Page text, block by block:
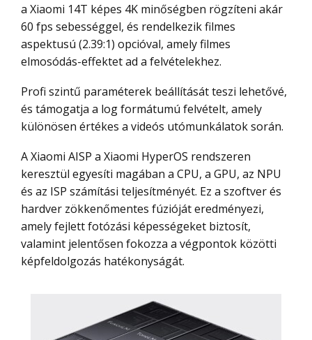
a Xiaomi 14T képes 4K minőségben rögzíteni akár
60 fps sebességgel, és rendelkezik filmes
aspektusú (2.39:1) opcióval, amely filmes
elmosódás-effektet ad a felvételekhez.
Profi szintű paraméterek beállítását teszi lehetővé,
és támogatja a log formátumú felvételt, amely
különösen értékes a videós utómunkálatok során.
A Xiaomi AISP a Xiaomi HyperOS rendszeren
keresztül egyesíti magában a CPU, a GPU, az NPU
és az ISP számítási teljesítményét. Ez a szoftver és
hardver zökkenőmentes fúzióját eredményezi,
amely fejlett fotózási képességeket biztosít,
valamint jelentősen fokozza a végpontok közötti
képfeldolgozás hatékonyságát.